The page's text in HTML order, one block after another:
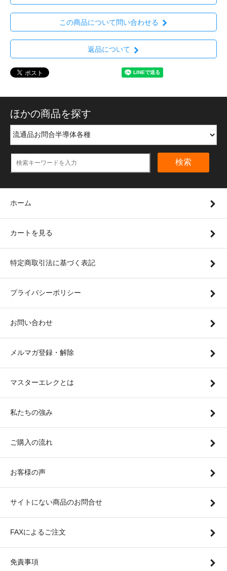
この商品について問い合わせる
返品について
ほかの商品を探す
検索
ホーム
カートを見る
特定商取引法に基づく表記
プライバシーポリシー
お問い合わせ
メルマガ登録・解除
マスターエレクとは
私たちの強み
ご購入の流れ
お客様の声
サイトにない商品のお問合せ
FAXによるご注文
免責事項